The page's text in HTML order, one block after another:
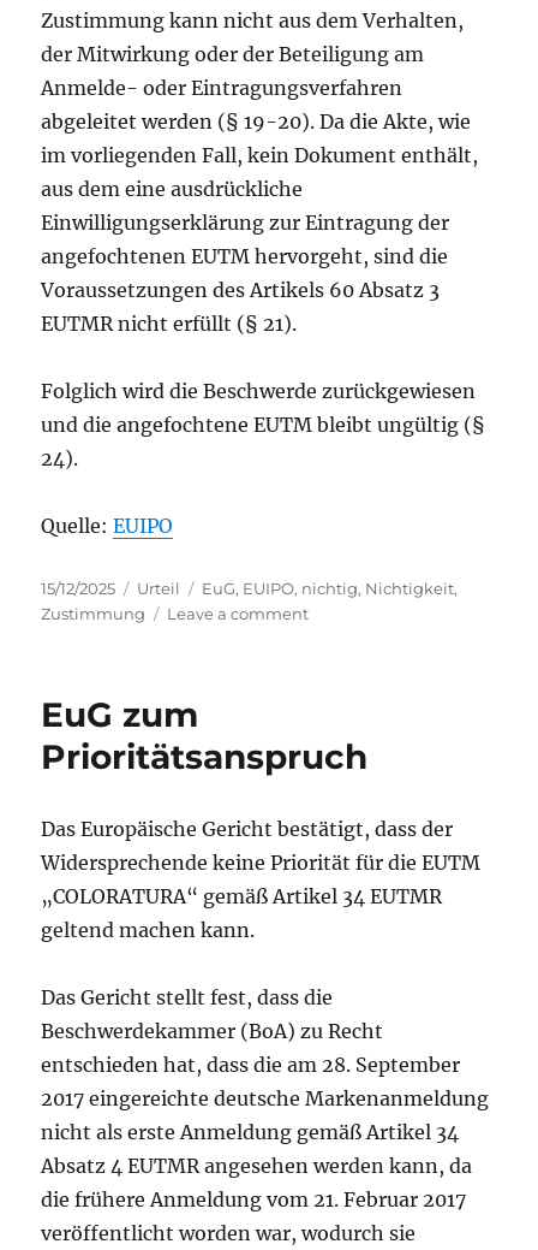
Zustimmung kann nicht aus dem Verhalten,
der Mitwirkung oder der Beteiligung am
Anmelde- oder Eintragungsverfahren
abgeleitet werden (§ 19-20). Da die Akte, wie
im vorliegenden Fall, kein Dokument enthält,
aus dem eine ausdrückliche
Einwilligungserklärung zur Eintragung der
angefochtenen EUTM hervorgeht, sind die
Voraussetzungen des Artikels 60 Absatz 3
EUTMR nicht erfüllt (§ 21).
Folglich wird die Beschwerde zurückgewiesen
und die angefochtene EUTM bleibt ungültig (§
24).
Quelle:EUIPO
Posted
on
15/12/2025 Categories
Urteil Tags
EuG, EUIPO, nichtig, Nichtigkeit,
Zustimmung
Leave a commenton
EuG zum
Prioritätsanspruch
Das Europäische Gericht bestätigt, dass der
Widersprechende keine Priorität für die EUTM
„COLORATURA“ gemäß Artikel 34 EUTMR
geltend machen kann.
Das Gericht stellt fest, dass die
Beschwerdekammer (BoA) zu Recht
entschieden hat, dass die am 28. September
2017 eingereichte deutsche Markenanmeldung
nicht als erste Anmeldung gemäß Artikel 34
Absatz 4 EUTMR angesehen werden kann, da
die frühere Anmeldung vom 21. Februar 2017
veröffentlicht worden war, wodurch sie